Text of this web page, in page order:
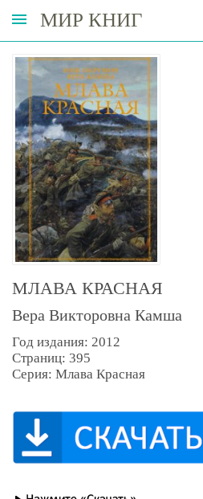
МИР КНИГ
МЛАВА КРАСНАЯ
Вера Викторовна Камша
Год издания: 2012
Страниц: 395
Серия: Млава Красная